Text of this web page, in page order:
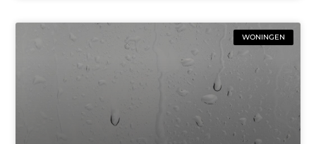
WONINGEN